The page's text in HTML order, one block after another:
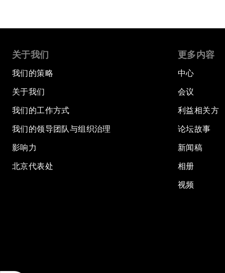
关于我们
我们的策略
关于我们
我们的工作方式
我们的领导团队与组织治理
影响力
北京代表处
更多内容
中心
会议
利益相关方
论坛故事
新闻稿
相册
视频